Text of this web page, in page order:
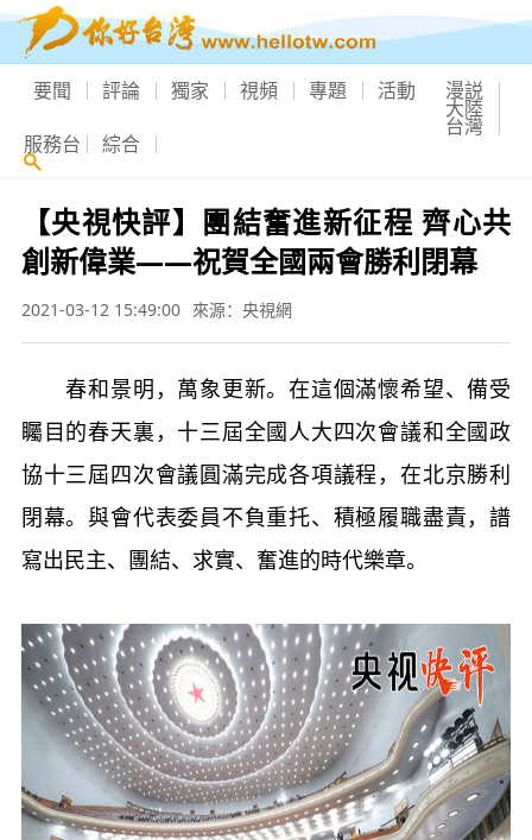
要聞 評論 獨家 視頻 專題 活動 漫説
大陸
台灣
服務台 綜合
【央視快評】團結奮進新征程 齊心共
創新偉業——祝賀全國兩會勝利閉幕
2021-03-12 15:49:00 來源：央視網
春和景明，萬象更新。在這個滿懷希望、備受
矚目的春天裏，十三屆全國人大四次會議和全國政
協十三屆四次會議圓滿完成各項議程，在北京勝利
閉幕。與會代表委員不負重托、積極履職盡責，譜
寫出民主、團結、求實、奮進的時代樂章。